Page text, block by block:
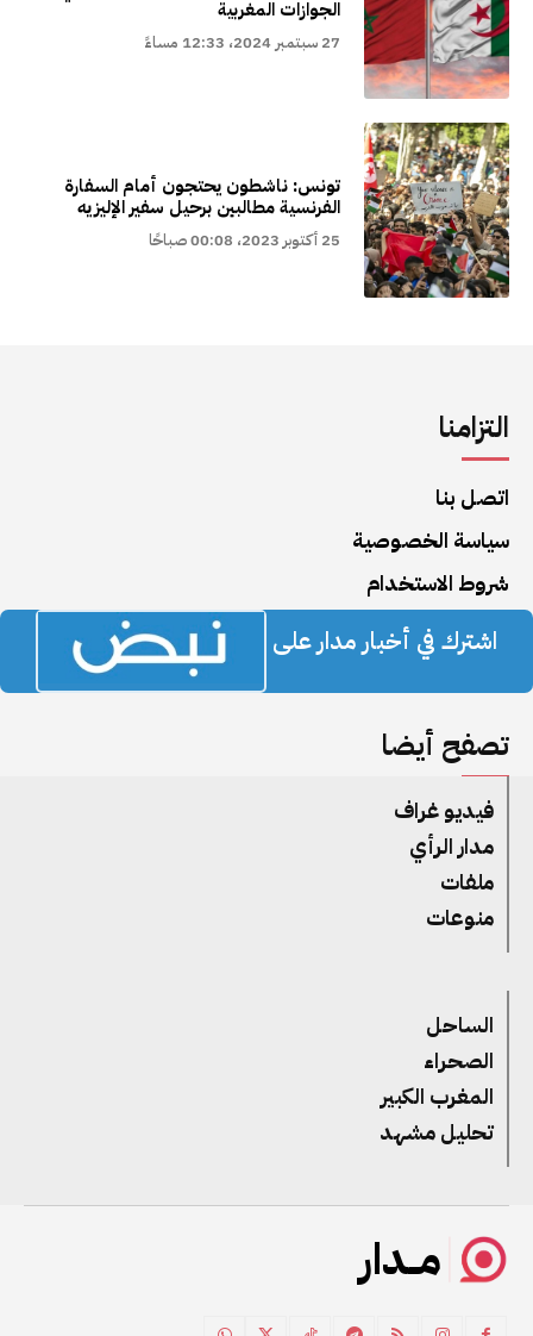
الجوازات المغربية
27 سبتمبر 2024، 12:33 مساءً
تونس: ناشطون يحتجون أمام السفارة
الفرنسية مطالبين برحيل سفير الإليزيه
25 أكتوبر 2023، 00:08 صباحًا
التزامنا
اتصل بنا
سياسة الخصوصية
شروط الاستخدام
اشترك في أخبار مدار على
تصفح أيضا
فيديو غراف
مدار الرأي
ملفات
منوعات
الساحل
الصحراء
المغرب الكبير
تحليل مشهد
مــدار